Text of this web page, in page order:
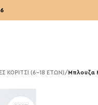
ΚΟΡΙΤΣΙ (6-18 ΕΤΩΝ)/Μπλουζα